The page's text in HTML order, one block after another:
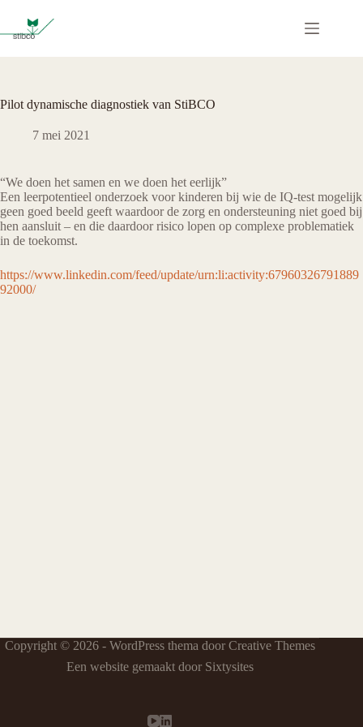
de
Pilot dynamische diagnostiek van StiBCO
7 mei 2021
“We doen het samen en we doen het eerlijk”
Een leerpotentieel onderzoek voor kinderen bij wie de IQ-test mogelijk
geen goed beeld geeft waardoor de zorg en ondersteuning niet goed bij
hen aansluit – en die daardoor risico lopen op complexe problematiek
in de toekomst.
https://www.linkedin.com/feed/update/urn:li:activity:67960326791889
92000/
Copyright © 2026 - WordPress thema door Creative Themes
Een website gemaakt door Sixtysites